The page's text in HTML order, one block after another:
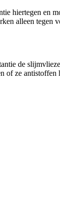
hiertegen en
alleen tegen
de
ze antistoffen